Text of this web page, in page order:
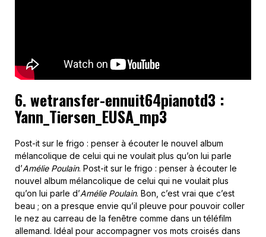
6. wetransfer-ennuit64pianotd3 :
Yann_Tiersen_EUSA_mp3
Post-it sur le frigo : penser à écouter le nouvel album
mélancolique de celui qui ne voulait plus qu’on lui parle
d’Amélie Poulain. Post-it sur le frigo : penser à écouter le
nouvel album mélancolique de celui qui ne voulait plus
qu’on lui parle d’Amélie Poulain. Bon, c’est vrai que c’est
beau ; on a presque envie qu’il pleuve pour pouvoir coller
le nez au carreau de la fenêtre comme dans un téléfilm
allemand. Idéal pour accompagner vos mots croisés dans